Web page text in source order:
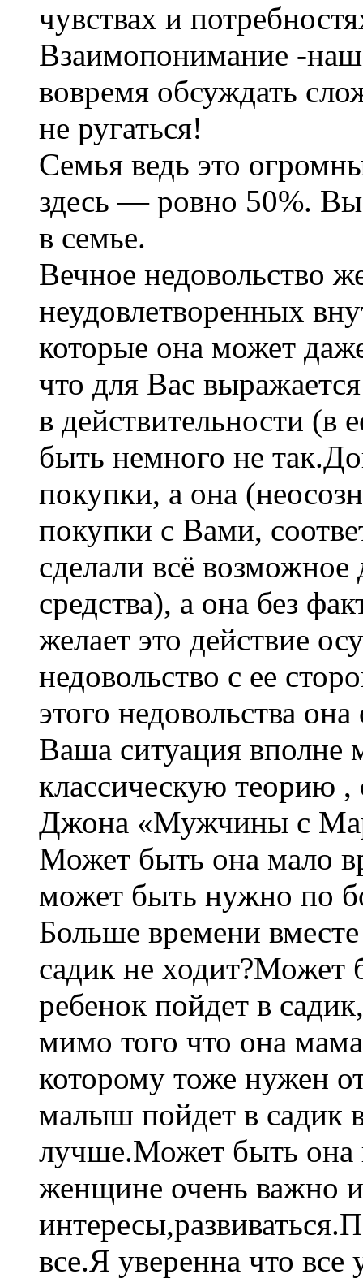
чувствах и
Взаимопонимание -
вовремя обсуждать
не ругаться!
Семья ведь это
здесь — ровно 50%.
в семье.
Вечное недовольство
неудовлетворенных
которые она может
что для Вас
в действительности (в
быть немного не
покупки, а она
покупки с Вами,
сделали всё
средства), а она без
желает это действие
недовольство с ее
этого недовольства
Ваша ситуация вполне
классическую теорию
Джона «Мужчины с
Может быть она мало
может быть нужно по
Больше времени
садик не ходит?Может
ребенок пойдет в
мимо того что она
которому тоже нужен
малыш пойдет в садик
лучше.Может быть она
женщине очень важно
все.Я уверенна что все